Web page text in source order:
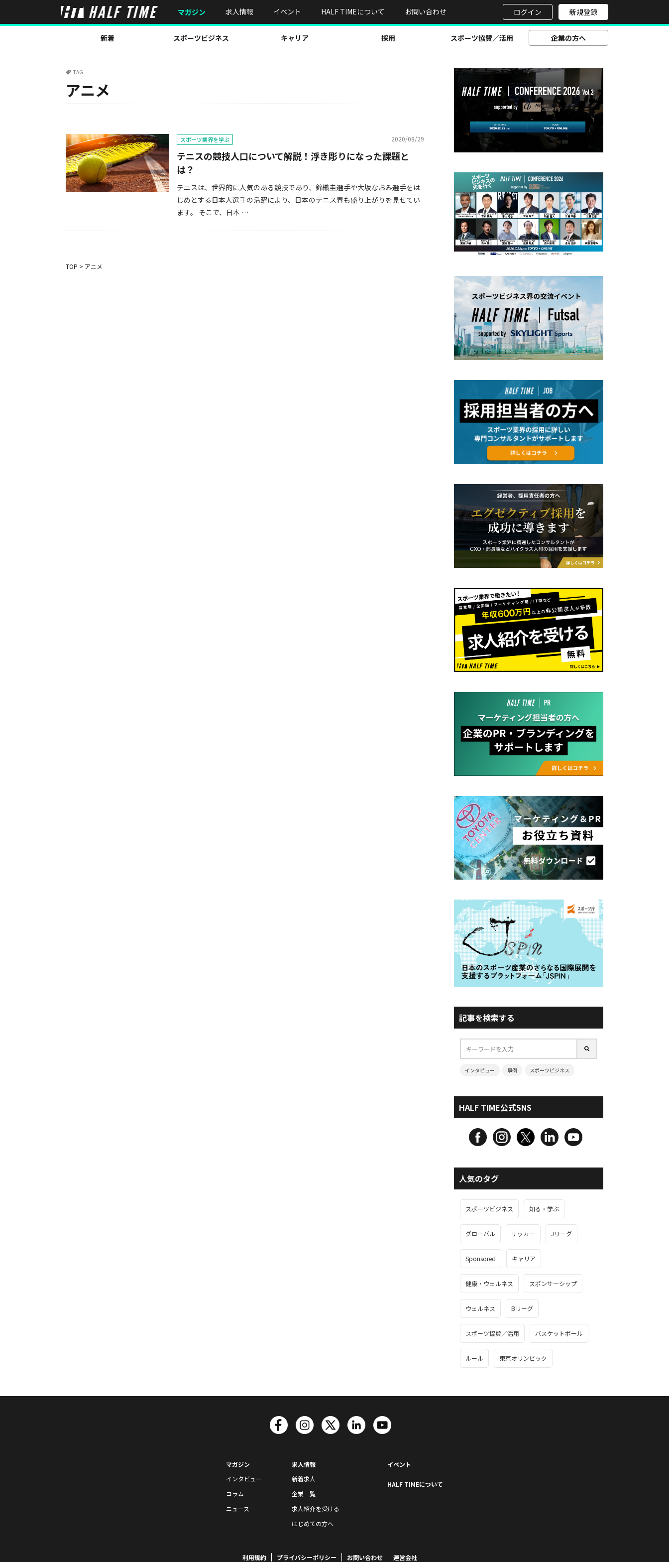
マガジン 求人情報 イベント HALF TIMEについて お問い合わせ ログイン 新規登録
新着 スポーツビジネス キャリア 採用 スポーツ協賛／活用 企業の方へ
TAG
アニメ
スポーツ業界を学ぶ 2020/08/29
テニスの競技人口について解説！浮き彫りになった課題と
は？
テニスは、世界的に人気のある競技であり、錦織圭選手や大坂なおみ選手をは
じめとする日本人選手の活躍により、日本のテニス界も盛り上がりを見せてい
ます。 そこで、日本 …
TOP > アニメ
記事を検索する
インタビュー 事例 スポーツビジネス
HALF TIME公式SNS
人気のタグ
スポーツビジネス 知る・学ぶ
グローバル サッカー Jリーグ
Sponsored キャリア
健康・ウェルネス スポンサーシップ
ウェルネス Bリーグ
スポーツ協賛／活用 バスケットボール
ルール 東京オリンピック
マガジン
インタビュー
コラム
ニュース
求人情報
新着求人
企業一覧
求人紹介を受ける
はじめての方へ
イベント
HALF TIMEについて
利用規約 プライバシーポリシー お問い合わせ 運営会社